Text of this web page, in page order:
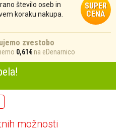
število oseb in
koraku nakupa.
SUPER
CENA
zvestobo
0,61€na eDenarnico
možnosti